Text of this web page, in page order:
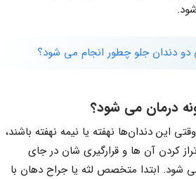
دو دندان جلو چطور انجام می شود؟
درمان می شود؟
این دندان‌ها نهفته یا نیمه‌ نهفته باشند،
کردن آن‌ ها و قرارگیری شان در جای
شود. ابتدا متخصص لثه یا جراح دهان با